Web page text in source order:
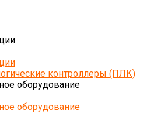
контроллеры (ПЛК)
оборудование
оборудование